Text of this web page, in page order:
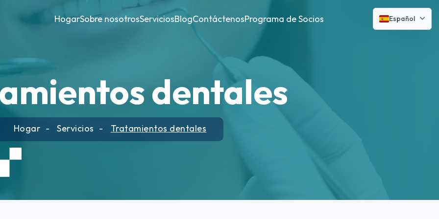
HogarSobre nosotrosServiciosBlogContáctenosPrograma de Socios Español
dentales
Hogar Servicios Tratamientos dentales